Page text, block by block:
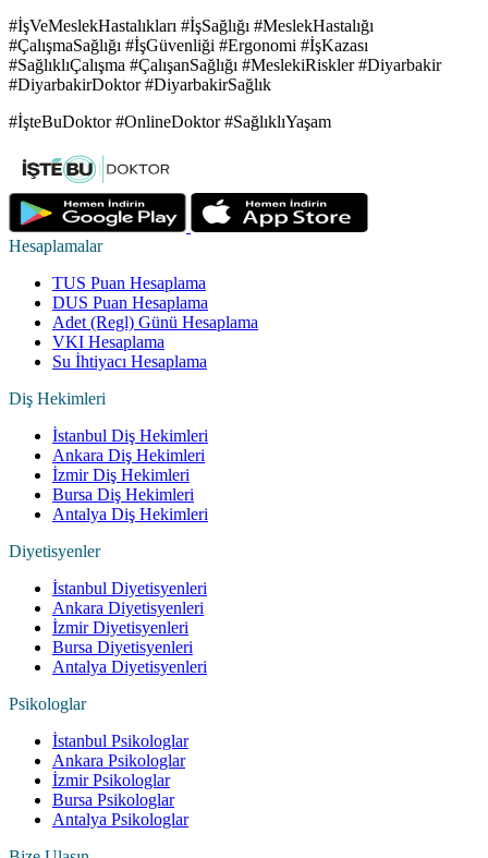
#İşVeMeslekHastalıkları #İşSağlığı #MeslekHastalığı
#ÇalışmaSağlığı #İşGüvenliği #Ergonomi #İşKazası
#SağlıklıÇalışma #ÇalışanSağlığı #MeslekiRiskler #Diyarbakir
#DiyarbakirDoktor #DiyarbakirSağlık
#İşteBuDoktor #OnlineDoktor #SağlıklıYaşam
Hesaplamalar
TUS Puan Hesaplama
DUS Puan Hesaplama
Adet (Regl) Günü Hesaplama
VKI Hesaplama
Su İhtiyacı Hesaplama
Diş Hekimleri
İstanbul Diş Hekimleri
Ankara Diş Hekimleri
İzmir Diş Hekimleri
Bursa Diş Hekimleri
Antalya Diş Hekimleri
Diyetisyenler
İstanbul Diyetisyenleri
Ankara Diyetisyenleri
İzmir Diyetisyenleri
Bursa Diyetisyenleri
Antalya Diyetisyenleri
Psikologlar
İstanbul Psikologlar
Ankara Psikologlar
İzmir Psikologlar
Bursa Psikologlar
Antalya Psikologlar